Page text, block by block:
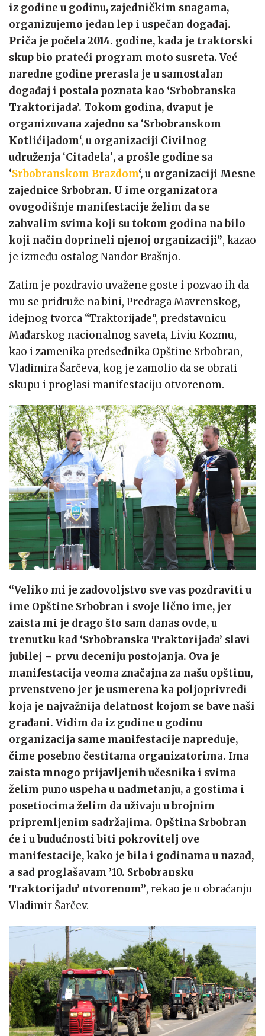
iz godine u godinu, zajedničkim snagama,
organizujemo jedan lep i uspečan događaj.
Priča је роčеlа 2014. godine, kada је traktorski
skup bio prateći program moto susreta. Već
naredne godine prerasla је u samostalan
događaj i postala poznata kao ‘Srbobranska
Traktorijada’. Tokom godina, dvaput је
organizovana zajedno sa ‘Srbobranskom
Kotlićijadom‘, u organizaciji Civilnog
udruženja ‘Citadela‘, a prošle godine sa
‘Srbobranskom Brazdom‘, u organizaciji Mesne
zajednice Srbobran. U ime organizatora
ovogodišnje manifestacije želim da se
zahvalim svima koji su tokom godina na bilo
koji način doprineli njenoj organizaciji”, kazao
je između ostalog Nandor Brašnjo.
Zatim je pozdravio uvažene goste i pozvao ih da
mu se pridruže na bini, Predraga Mavrenskog,
idejnog tvorca “Traktorijade”, predstavnicu
Mađarskog nacionalnog saveta, Liviu Kozmu,
kao i zamenika predsednika Opštine Srbobran,
Vladimira Šarčeva, kog je zamolio da se obrati
skupu i proglasi manifestaciju otvorenom.
“Veliko mi je zadovoljstvo sve vas pozdraviti u
ime Opštine Srbobran i svoje lično ime, jer
zaista mi je drago što sam danas ovde, u
trenutku kad ‘Srbobranska Traktorijada’ slavi
jubilej – prvu deceniju postojanja. Ova je
manifestacija veoma značajna za našu opštinu,
prvenstveno jer je usmerena ka poljoprivredi
koja je najvažnija delatnost kojom se bave naši
građani. Vidim da iz godine u godinu
organizacija same manifestacije napreduje,
čime posebno čestitama organizatorima. Ima
zaista mnogo prijavljenih učesnika i svima
želim puno uspeha u nadmetanju, a gostima i
posetiocima želim da uživaju u brojnim
pripremljenim sadržajima. Opština Srbobran
će i u budućnosti biti pokrovitelj ove
manifestacije, kako je bila i godinama u nazad,
a sad proglašavam ’10. Srbobransku
Traktorijadu’ otvorenom”, rekao je u obraćanju
Vladimir Šarčev.